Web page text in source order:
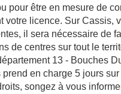
pour être en mesure de
votre licence. Sur Cassis,
il sera nécessaire de
de centres sur tout le
13 - Bouches
en charge 5 jours
songez à vous